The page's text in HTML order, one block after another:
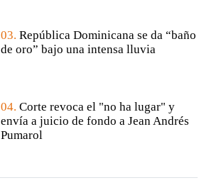
03. República Dominicana se da “baño
de oro” bajo una intensa lluvia
04. Corte revoca el "no ha lugar" y
envía a juicio de fondo a Jean Andrés
Pumarol